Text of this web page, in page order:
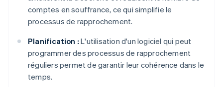
comptes en souffrance, ce qui simplifie le
processus de rapprochement.
Planification : L'utilisation d'un logiciel qui peut
programmer des processus de rapprochement
réguliers permet de garantir leur cohérence dans le
temps.